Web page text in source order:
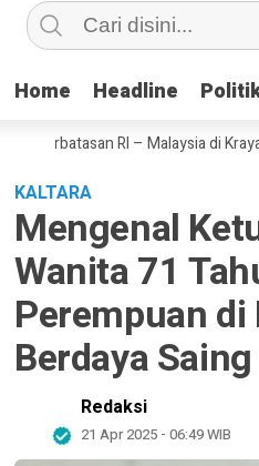
Home Headline
Home Headline
RI – Malaysia di Krayan Tolak
KALTARA
Mengenal
Wanita 71
Perempuan
Berdaya Saing
Redaksi
21 Apr 2025 - 06:49 WIB